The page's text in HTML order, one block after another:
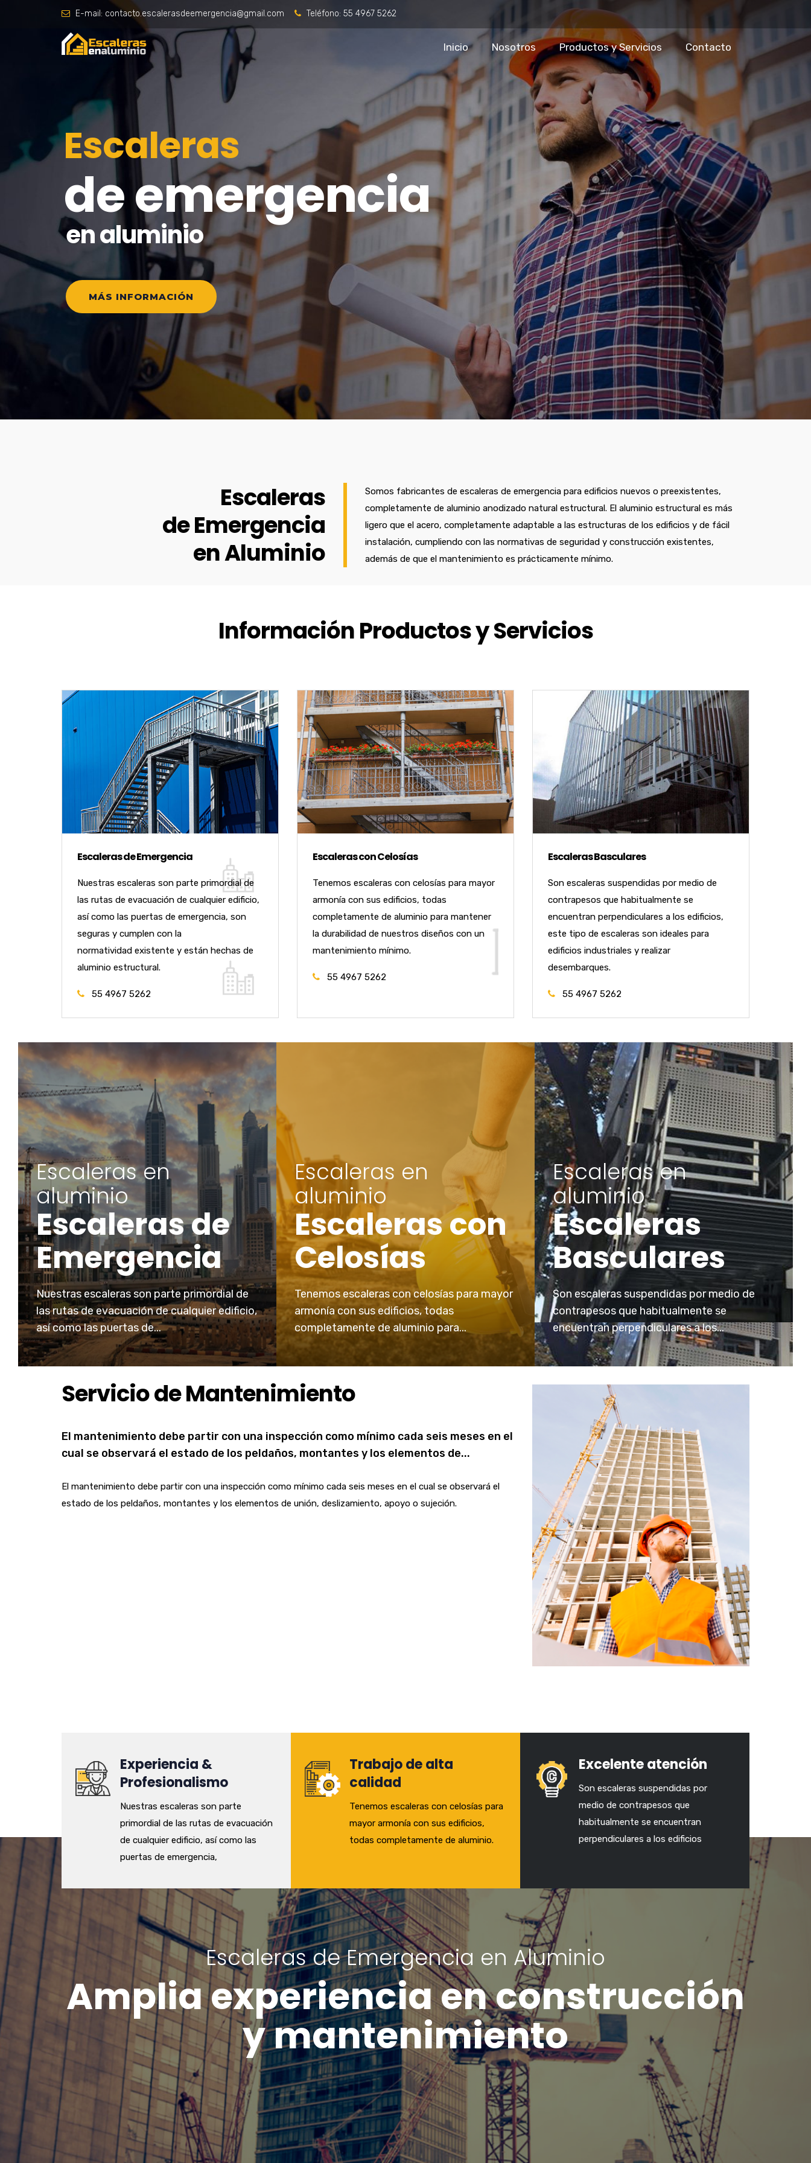
E-mail: contacto.escalerasdeemergencia@gmail.com Teléfono: 55 4967 5262
Inicio Nosotros Productos y Servicios Contacto
Escaleras
en aluminio
MÁS INFORMACIÓN
de emergencia
Escaleras
de Emergencia
en Aluminio
Somos fabricantes de escaleras de emergencia para edificios nuevos o preexistentes,
completamente de aluminio anodizado natural estructural. El aluminio estructural es más
ligero que el acero, completamente adaptable a las estructuras de los edificios y de fácil
instalación, cumpliendo con las normativas de seguridad y construcción existentes,
además de que el mantenimiento es prácticamente mínimo.
Información Productos y Servicios
Escaleras de Emergencia
Nuestras escaleras son parte primordial de
las rutas de evacuación de cualquier edificio,
así como las puertas de emergencia, son
seguras y cumplen con la
normatividad existente y están hechas de
aluminio estructural.
55 4967 5262
Escaleras con Celosías
Tenemos escaleras con celosías para mayor
armonía con sus edificios, todas
completamente de aluminio para mantener
la durabilidad de nuestros diseños con un
mantenimiento mínimo.
55 4967 5262
Escaleras Basculares
Son escaleras suspendidas por medio de
contrapesos que habitualmente se
encuentran perpendiculares a los edificios,
este tipo de escaleras son ideales para
edificios industriales y realizar
desembarques.
55 4967 5262
Escaleras en
aluminio
Escaleras de
Emergencia
Nuestras escaleras son parte primordial de
las rutas de evacuación de cualquier edificio,
así como las puertas de...
Escaleras en
aluminio
Escaleras con
Celosías
Tenemos escaleras con celosías para mayor
armonía con sus edificios, todas
completamente de aluminio para...
Escaleras en
aluminio
Escaleras
Basculares
Son escaleras suspendidas por medio de
contrapesos que habitualmente se
encuentran perpendiculares a los...
Servicio de Mantenimiento
El mantenimiento debe partir con una inspección como mínimo cada seis meses en el
cual se observará el estado de los peldaños, montantes y los elementos de...
El mantenimiento debe partir con una inspección como mínimo cada seis meses en el cual se observará el
estado de los peldaños, montantes y los elementos de unión, deslizamiento, apoyo o sujeción.
Experiencia &
Profesionalismo
Nuestras escaleras son parte
primordial de las rutas de evacuación
de cualquier edificio, así como las
puertas de emergencia,
Trabajo de alta
calidad
Tenemos escaleras con celosías para
mayor armonía con sus edificios,
todas completamente de aluminio.
Excelente atención
Son escaleras suspendidas por
medio de contrapesos que
habitualmente se encuentran
perpendiculares a los edificios
Escaleras de Emergencia en Aluminio
Amplia experiencia en construcción
y mantenimiento